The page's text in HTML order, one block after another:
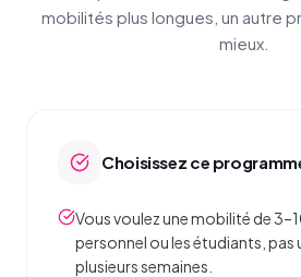
mobilités plus longues, un autre
mieux.
Choisissez ce
Vous voulez une mobilité de
personnel ou les étudiants, pas
plusieurs semaines.